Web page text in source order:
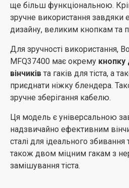
ще більш функціональною.
зручне використання завдяки
дизайну, великим кнопкам та
Для зручності використання,
MFQ37400 має окрему кнопку
вінчиків та гаків для тіста, а
приєднати ніжку блендера.
зручне зберігання кабелю.
Ця модель є універсальною
надзвичайно ефективним
сталі для ідеального
також двом міцним гакам з
замішування тіста.